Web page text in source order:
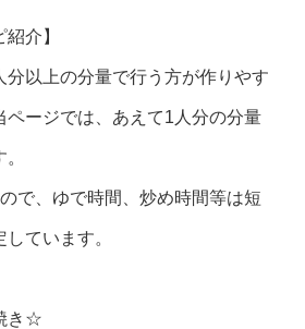
介】
以上の分量で行う方が作りやす
ページでは、あえて1人分の分量
で、ゆで時間、炒め時間等は短
ています。
き☆